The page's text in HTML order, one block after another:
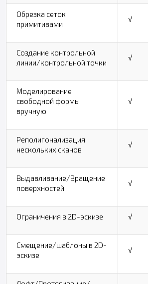
Обрезка сеток
примитивами
√
Создание контрольной
линии/контрольной точки
√
Моделирование
свободной формы
вручную
√
Реполигонализация
нескольких сканов
√
Выдавливание/Вращение
поверхностей
√
Ограничения в 2D-эскизе √
Смещение/шаблоны в 2D-
эскизе
√